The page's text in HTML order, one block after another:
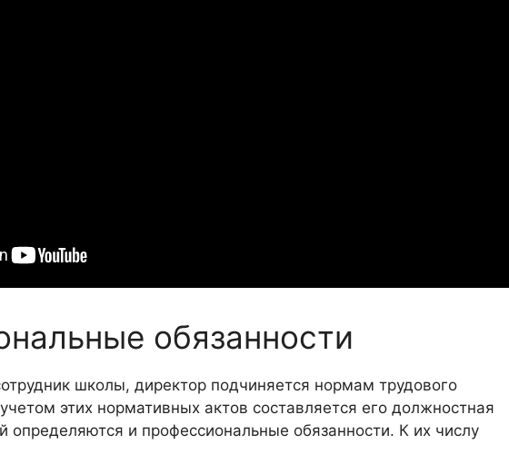
обязанности
школы, директор подчиняется нормам трудового
этих нормативных актов составляется его должностная
определяются и профессиональные обязанности. К их числу